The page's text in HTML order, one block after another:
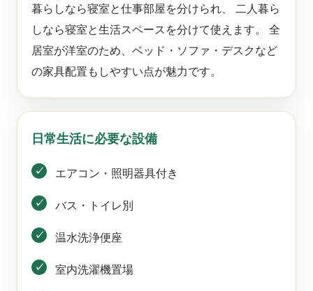
暮らしなら寝室と仕事部屋を分けられ、 二人暮ら
しなら寝室と生活スペースを分けて使えます。 全
居室が洋室のため、ベッド・ソファ・デスクなど
の家具配置もしやすい点が魅力です。
日常生活に必要な設備
エアコン・照明器具付き
バス・トイレ別
温水洗浄便座
室内洗濯機置場